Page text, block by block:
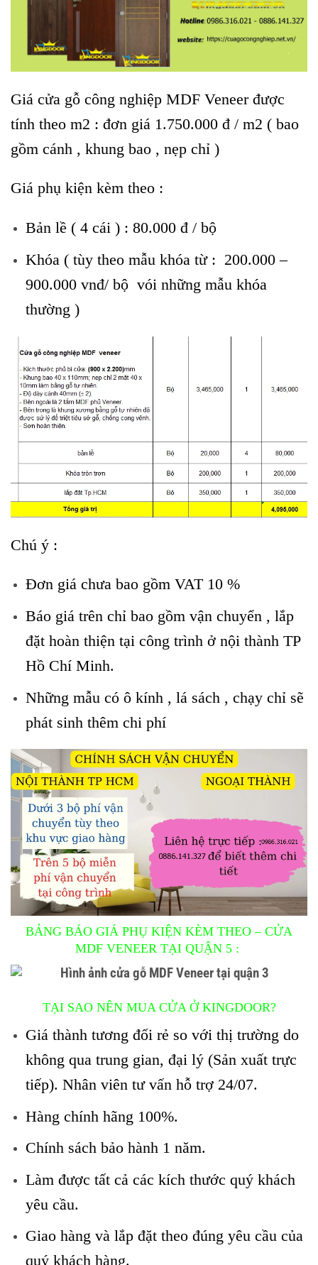
Giá cửa gỗ công nghiệp MDF Veneer được
tính theo m2 : đơn giá 1.750.000 đ / m2 ( bao
gồm cánh , khung bao , nẹp chỉ )
Giá phụ kiện kèm theo :
Bản lề ( 4 cái ) : 80.000 đ / bộ
Khóa ( tùy theo mẫu khóa từ : 200.000 –
900.000 vnđ/ bộ vói những mẫu khóa
thường )
Chú ý :
Đơn giá chưa bao gồm VAT 10 %
Báo giá trên chỉ bao gồm vận chuyển , lắp
đặt hoàn thiện tại công trình ở nội thành TP
Hồ Chí Minh.
Những mẫu có ô kính , lá sách , chạy chỉ sẽ
phát sinh thêm chi phí
BẢNG BÁO GIÁ PHỤ KIỆN KÈM THEO – CỬA
MDF VENEER TẠI QUẬN 5 :
TẠI SAO NÊN MUA CỬA Ở KINGDOOR?
Giá thành tương đối rẻ so với thị trường do
không qua trung gian, đại lý (Sản xuất trực
tiếp). Nhân viên tư vấn hỗ trợ 24/07.
Hàng chính hãng 100%.
Chính sách bảo hành 1 năm.
Làm được tất cả các kích thước quý khách
yêu cầu.
Giao hàng và lắp đặt theo đúng yêu cầu của
quý khách hàng.